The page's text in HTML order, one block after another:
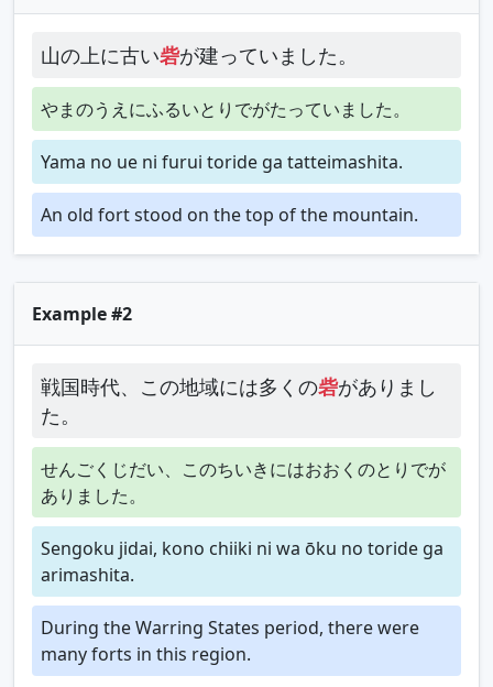
山の上に古い砦が建っていました。
やまのうえにふるいとりでがたっていました。
Yama no ue ni furui toride ga tatteimashita.
An old fort stood on the top of the mountain.
Example #2
戦国時代、この地域には多くの砦がありまし
た。
せんごくじだい、このちいきにはおおくのとりでが
ありました。
Sengoku jidai, kono chiiki ni wa ōku no toride ga
arimashita.
During the Warring States period, there were
many forts in this region.